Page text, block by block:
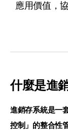
應用價值，
什麼是進
進銷存系統是一
控制」的整合性